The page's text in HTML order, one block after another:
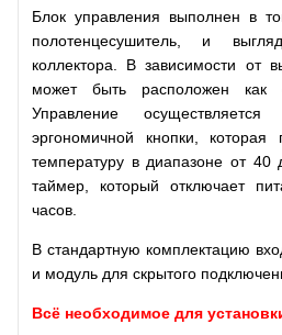
Блок управления выполнен в
полотенцесушитель, и
коллектора. В зависимости от
может быть расположен как
Управление
эргономичной кнопки, которая
температуру в диапазоне от 40
таймер, который отключает
часов.
В стандартную комплектацию
и модуль для скрытого
Всё необходимое для